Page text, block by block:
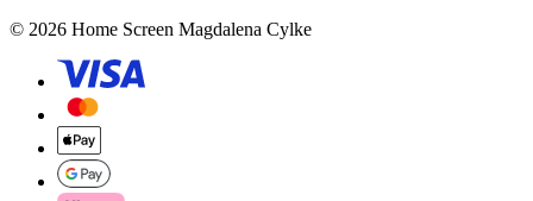
© 2026 Home Screen Magdalena Cylke